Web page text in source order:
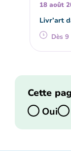
18 août
Livr’art
Dès
Cette
Oui